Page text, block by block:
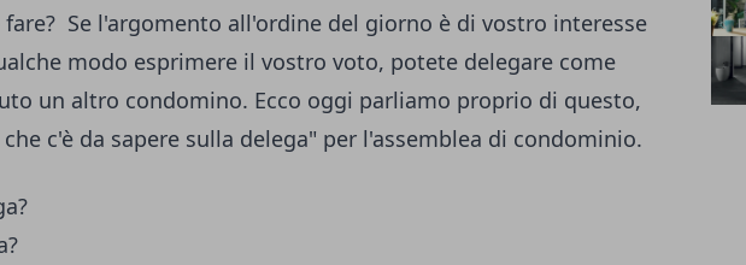
fare? Se l'argomento all'ordine del giorno è di vostro interesse
modo esprimere il vostro voto, potete delegare come
un altro condomino. Ecco oggi parliamo proprio di questo,
c'è da sapere sulla delega" per l'assemblea di condominio.